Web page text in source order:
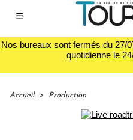
☰
Nos bureaux sont fermés du 27/
quotidienne le
Accueil > Production